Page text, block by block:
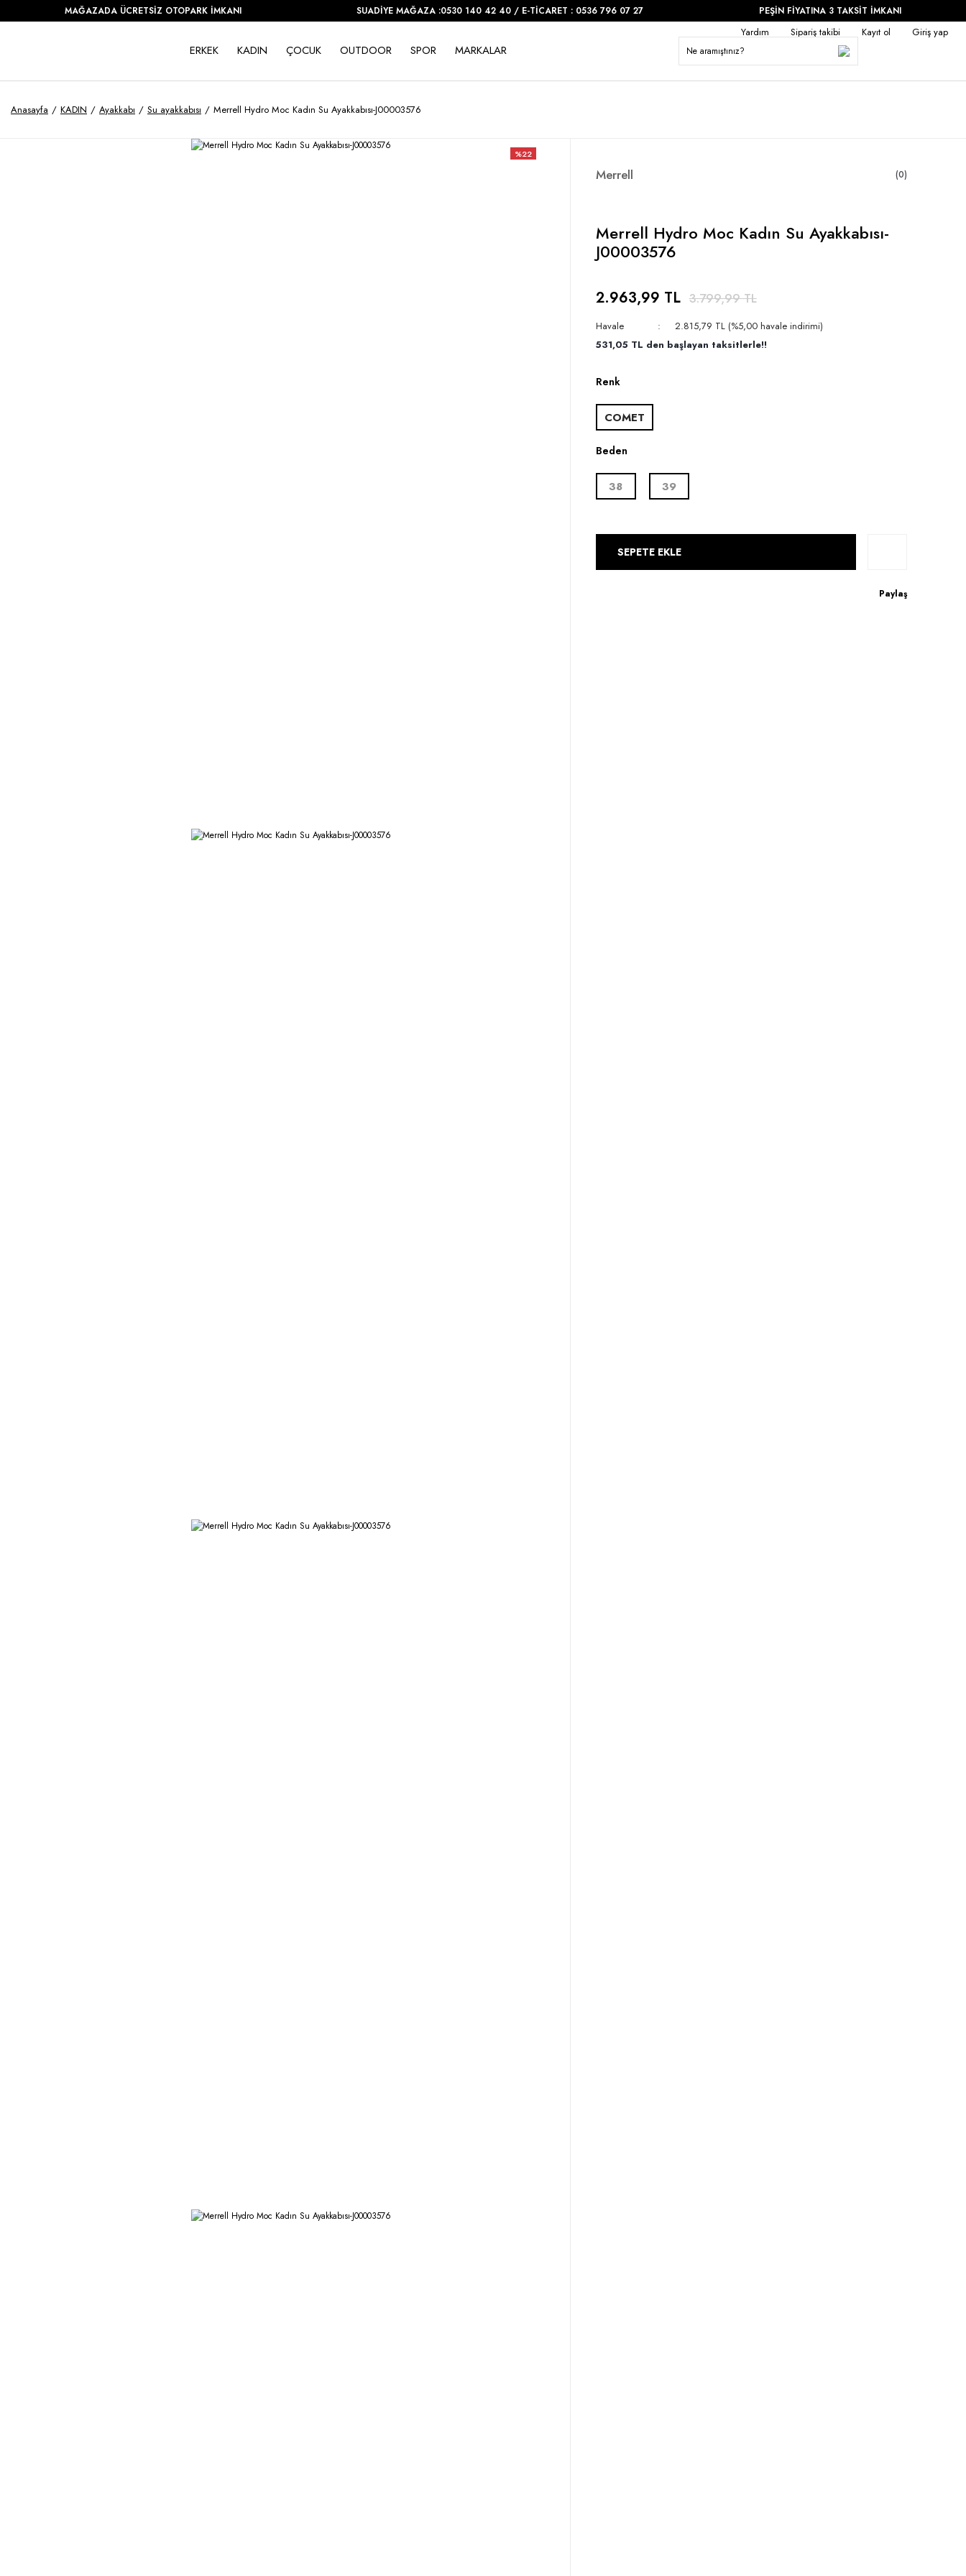
MAĞAZADA ÜCRETSİZ OTOPARK İMKANI SUADİYE MAĞAZA :0530 140 42 40 / E-TİCARET : 0536 796 07 27 PEŞİN FİYATINA 3 TAKSİT İMKANI
ERKEK KADIN ÇOCUK OUTDOOR SPOR MARKALAR
Yardım Sipariş takibi Kayıt ol Giriş yap
Anasayfa KADIN Ayakkabı Su ayakkabısı Merrell Hydro Moc Kadın Su Ayakkabısı-J00003576
%22
Merrell (0)
Merrell Hydro Moc Kadın Su Ayakkabısı-
J00003576
2.963,99 TL 3.799,99 TL
Havale
2.815,79 TL (%5,00 havale indirimi)
531,05 TL den başlayan taksitlerle!!
Renk
COMET
Beden
38 39
SEPETE EKLE
Paylaş